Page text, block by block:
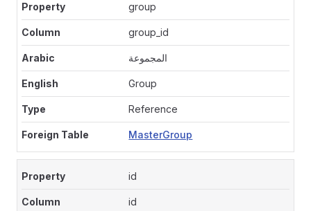
group
group_id
المجموعة
Group
Reference
MasterGroup
id
id